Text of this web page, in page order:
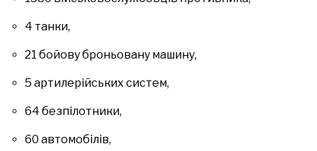
4 танки,
21 бойову броньовану машину,
5 артилерійських систем,
64 безпілотники,
60 автомобілів,